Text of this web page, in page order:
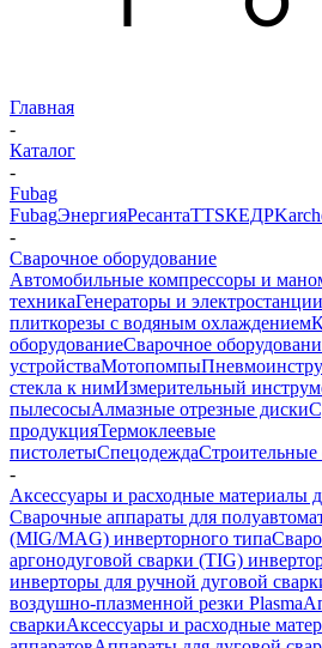
Главная
-
Каталог
-
Fubag
FubagЭнергияРесантаTTSКЕДР
-
Сварочное оборудование
Автомобильные компрессоры и
техникаГенераторы и электростанции
плиткорезы с водяным охлаждением
оборудованиеСварочное
устройстваМотопомпы
стекла к нимИзмерительный
пылесосыАлмазные отрезные диски
продукцияТермоклеевые
пистолетыСпецодежда
-
Аксессуары и расходные материалы
Сварочные аппараты для
(MIG/MAG) инверторного типа
аргонодуговой сварки (TIG)
инверторы для ручной дуговой
воздушно-плазменной резки Plasma
сваркиАксессуары и расходные